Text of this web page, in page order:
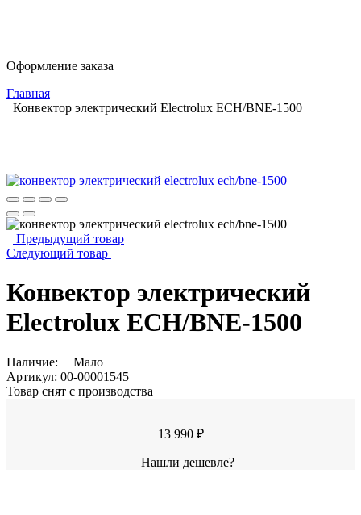
Оформление заказа
Главная
Конвектор электрический Electrolux ECH/BNE-1500
Предыдущий товар
Следующий товар
Конвектор электрический
Electrolux ECH/BNE-1500
Наличие:
Мало
Артикул: 00-00001545
Товар снят с производства
13 990 ₽
Нашли дешевле?